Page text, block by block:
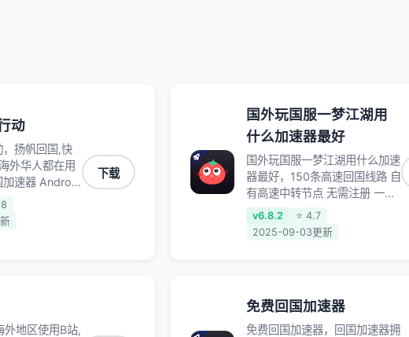
动
扬帆回国,快
外华人都在用
加速器 Android
TV VIP 支
解更多 看视
下载
国外玩国服一梦江湖用
什么加速器最好
国外玩国服一梦江湖用什么加速
器最好，150条高速回国线路 自
有高速中转节点 无需注册 一键
连接 提供高速线路 应用内直达
视频音乐app,快人一步 应用模
v6.8.2
⭐ 4.7
2025-09-03更新
外地区使用B站,
免费回国加速器
免费回国加速器，回国加速器拥